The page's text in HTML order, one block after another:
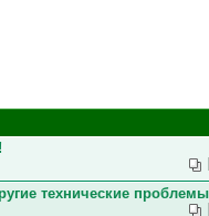
технические проблемы